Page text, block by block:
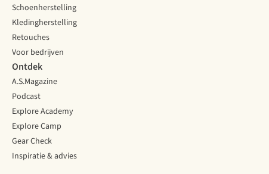
Schoenherstelling
Kledingherstelling
Retouches
Voor bedrijven
Ontdek
A.S.Magazine
Podcast
Explore Academy
Explore Camp
Gear Check
Inspiratie & advies